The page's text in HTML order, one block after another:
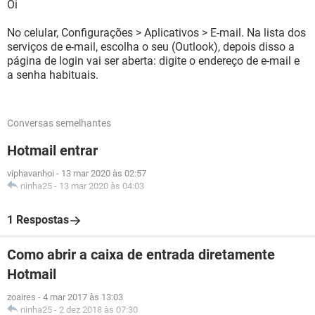
Oi
No celular, Configurações > Aplicativos > E-mail. Na lista dos
serviços de e-mail, escolha o seu (Outlook), depois disso a
página de login vai ser aberta: digite o endereço de e-mail e
a senha habituais.
Conversas semelhantes
Hotmail entrar
viphavanhoi - 13 mar 2020 às 02:57
ninha25 - 13 mar 2020 às 04:03
1 Respostas
Como abrir a caixa de entrada diretamente
Hotmail
zoaires - 4 mar 2017 às 13:03
ninha25 - 2 dez 2018 às 07:30